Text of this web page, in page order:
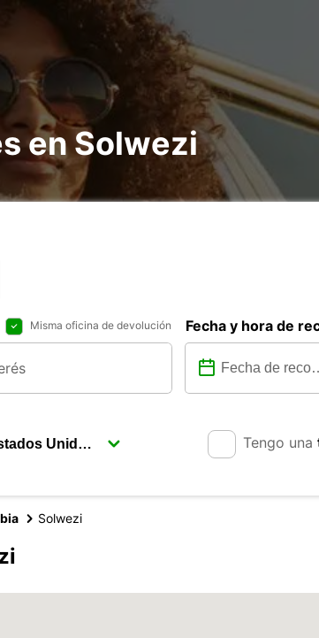
en Solwezi
Misma oficina de devolución Fecha y hora de
Tengo una
Solwezi